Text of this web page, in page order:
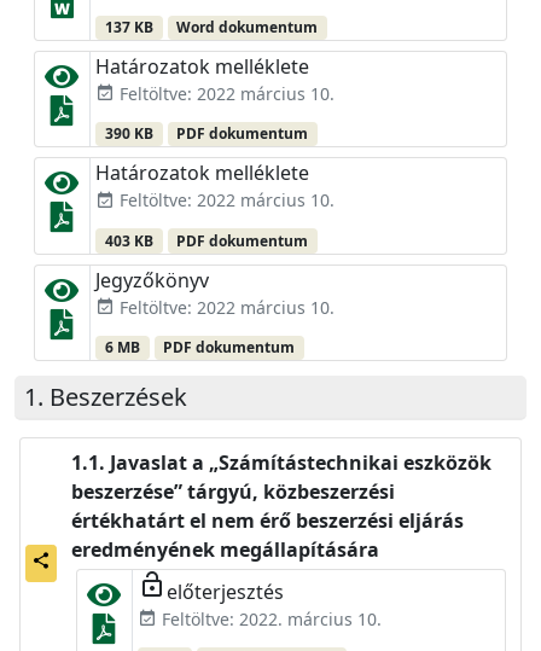
137 KB Word dokumentum
Határozatok melléklete
event_available Feltöltve: 2022 március 10.
390 KB PDF dokumentum
Határozatok melléklete
event_available Feltöltve: 2022 március 10.
403 KB PDF dokumentum
Jegyzőkönyv
event_available Feltöltve: 2022 március 10.
6 MB PDF dokumentum
Beszerzések
share
Javaslat a „Számítástechnikai eszközök
beszerzése” tárgyú, közbeszerzési
értékhatárt el nem érő beszerzési eljárás
eredményének megállapítására
lock_open előterjesztés
event_available Feltöltve: 2022. március 10.